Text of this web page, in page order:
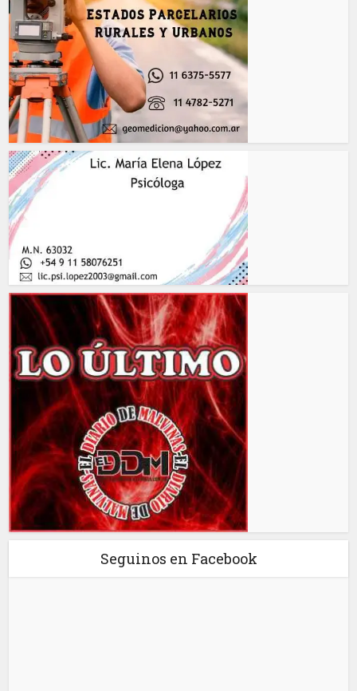
Seguinos en Facebook